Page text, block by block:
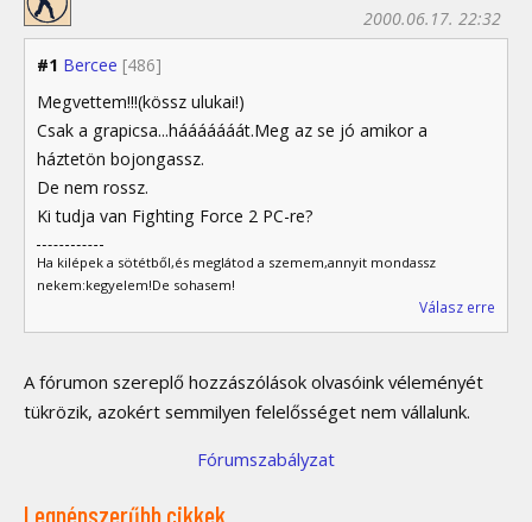
#1 Bercee [486]
2000.06.17. 22:32
Megvettem!!!(kössz ulukai!)
Csak a grapicsa...hááááááát.Meg az se jó amikor a
háztetön bojongassz.
De nem rossz.
Ki tudja van Fighting Force 2 PC-re?
Ha kilépek a sötétből,és meglátod a szemem,annyit mondassz
nekem:kegyelem!De sohasem!
Válasz erre
A fórumon szereplő hozzászólások olvasóink véleményét
tükrözik, azokért semmilyen felelősséget nem vállalunk.
Fórumszabályzat
Legnépszerűbb cikkek